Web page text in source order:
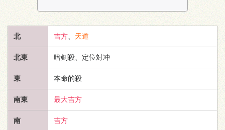
北 吉方、 天道
北東 暗剣殺、定位対冲
東 本命的殺
南東 最大吉方
南 吉方